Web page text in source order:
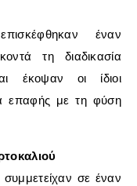
έναν
τη διαδικασία
έκοψαν οι ίδιοι
επαφής με τη φύση
συμμετείχαν σε έναν